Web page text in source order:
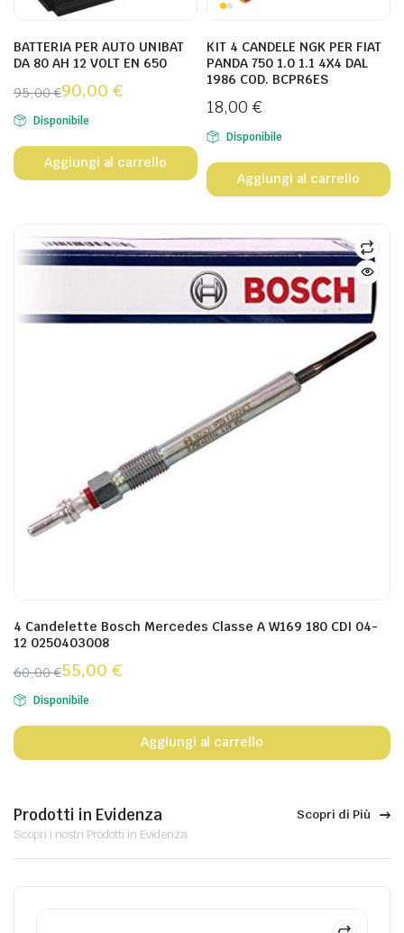
BATTERIA PER AUTO UNIBAT
DA 80 AH 12 VOLT EN 650
95,00€90,00 €
Disponibile
Aggiungi al carrello
KIT 4 CANDELE NGK PER FIAT
PANDA 750 1.0 1.1 4X4 DAL
1986 COD. BCPR6ES
18,00 €
Disponibile
Aggiungi al carrello
4 Candelette Bosch Mercedes Classe A W169 180 CDI 04-
12 0250403008
60,00€55,00 €
Disponibile
Aggiungi al carrello
Prodotti in Evidenza
Scopri i nostri Prodotti in Evidenza
Scopri di Più